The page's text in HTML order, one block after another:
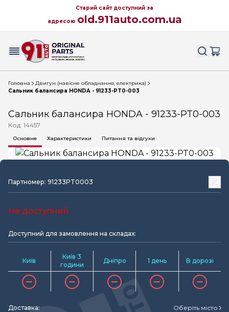
Старий сайт доступний за
адресою old.911auto.com.ua
Головна
Двигун (навісне обладнання, електрика)
Сальник балансира HONDA - 91233-PT0-003
Сальник балансира HONDA - 91233-PT0-003
Код: 14457
Основне Характеристики Питання та відгуки
Партномер: 91233PT0003
Не доступний
Доступний для замовлення на складах:
Київ
Київ 3
години
Дніпро 1 день В дорозі
Доставка: Оберіть місто